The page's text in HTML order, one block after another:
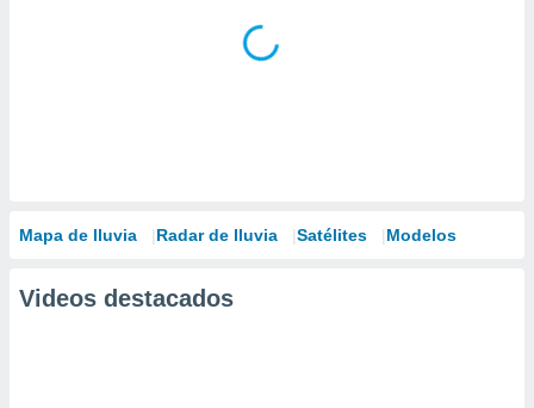
Mapa de lluvia Radar de lluvia Satélites Modelos
Videos destacados